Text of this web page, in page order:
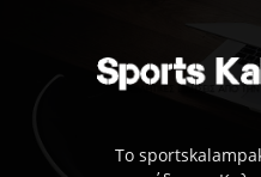
Το